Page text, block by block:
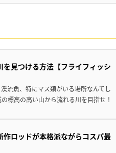
見つける方法【フライフィッシ
流魚、特にマス類がいる場所なんてし
標高の高い山から流れる川を目指せ！
ロッドが本格派ながらコスパ最